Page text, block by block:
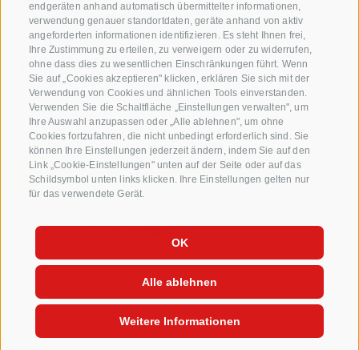
endgeräten anhand automatisch übermittelter informationen,
verwendung genauer standortdaten, geräte anhand von aktiv
angeforderten informationen identifizieren. Es steht Ihnen frei,
Ihre Zustimmung zu erteilen, zu verweigern oder zu widerrufen,
ohne dass dies zu wesentlichen Einschränkungen führt. Wenn
Sie auf „Cookies akzeptieren" klicken, erklären Sie sich mit der
Verwendung von Cookies und ähnlichen Tools einverstanden.
Verwenden Sie die Schaltfläche „Einstellungen verwalten", um
Ihre Auswahl anzupassen oder „Alle ablehnen", um ohne
Cookies fortzufahren, die nicht unbedingt erforderlich sind. Sie
können Ihre Einstellungen jederzeit ändern, indem Sie auf den
Link „Cookie-Einstellungen" unten auf der Seite oder auf das
Schildsymbol unten links klicken. Ihre Einstellungen gelten nur
für das verwendete Gerät.
OK
Alle ablehnen
Weitere Informationen
Fragen & Antworten
Unsere Apfelsorten
Apfelrezepte
COOKIE PRÄFERENZEN